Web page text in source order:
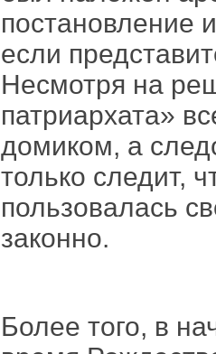
постановление
если
Несмотря на
патриархата»
домиком, а
только следит,
пользовалась
законно.
Более того, в